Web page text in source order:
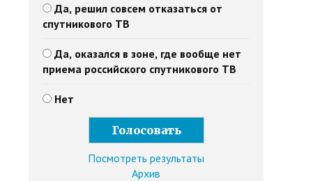
Да, решил совсем отказаться от
спутникового ТВ
Да, оказался в зоне, где вообще нет
приема российского спутникового ТВ
Нет
Посмотреть результаты
Архив